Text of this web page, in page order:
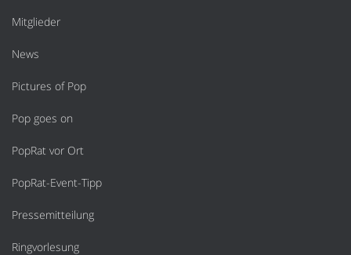
Mitglieder
News
Pictures of Pop
Pop goes on
PopRat vor Ort
PopRat-Event-Tipp
Pressemitteilung
Ringvorlesung